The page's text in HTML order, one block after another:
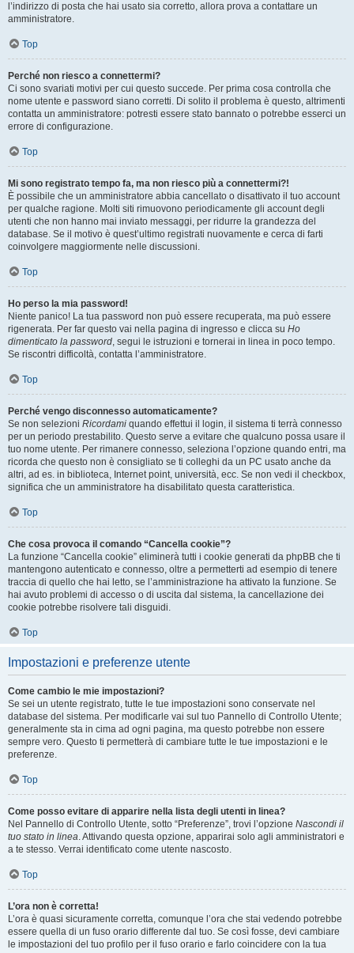
l’indirizzo di posta che hai usato sia corretto, allora prova a contattare un
amministratore.
Top
Perché non riesco a connettermi?
Ci sono svariati motivi per cui questo succede. Per prima cosa controlla che
nome utente e password siano corretti. Di solito il problema è questo, altrimenti
contatta un amministratore: potresti essere stato bannato o potrebbe esserci un
errore di configurazione.
Top
Mi sono registrato tempo fa, ma non riesco più a connettermi?!
È possibile che un amministratore abbia cancellato o disattivato il tuo account
per qualche ragione. Molti siti rimuovono periodicamente gli account degli
utenti che non hanno mai inviato messaggi, per ridurre la grandezza del
database. Se il motivo è quest’ultimo registrati nuovamente e cerca di farti
coinvolgere maggiormente nelle discussioni.
Top
Ho perso la mia password!
Niente panico! La tua password non può essere recuperata, ma può essere
rigenerata. Per far questo vai nella pagina di ingresso e clicca su Ho
dimenticato la password, segui le istruzioni e tornerai in linea in poco tempo.
Se riscontri difficoltà, contatta l’amministratore.
Top
Perché vengo disconnesso automaticamente?
Se non selezioni Ricordami quando effettui il login, il sistema ti terrà connesso
per un periodo prestabilito. Questo serve a evitare che qualcuno possa usare il
tuo nome utente. Per rimanere connesso, seleziona l’opzione quando entri, ma
ricorda che questo non è consigliato se ti colleghi da un PC usato anche da
altri, ad es. in biblioteca, Internet point, università, ecc. Se non vedi il checkbox,
significa che un amministratore ha disabilitato questa caratteristica.
Top
Che cosa provoca il comando “Cancella cookie”?
La funzione “Cancella cookie” eliminerà tutti i cookie generati da phpBB che ti
mantengono autenticato e connesso, oltre a permetterti ad esempio di tenere
traccia di quello che hai letto, se l’amministrazione ha attivato la funzione. Se
hai avuto problemi di accesso o di uscita dal sistema, la cancellazione dei
cookie potrebbe risolvere tali disguidi.
Top
Impostazioni e preferenze utente
Come cambio le mie impostazioni?
Se sei un utente registrato, tutte le tue impostazioni sono conservate nel
database del sistema. Per modificarle vai sul tuo Pannello di Controllo Utente;
generalmente sta in cima ad ogni pagina, ma questo potrebbe non essere
sempre vero. Questo ti permetterà di cambiare tutte le tue impostazioni e le
preferenze.
Top
Come posso evitare di apparire nella lista degli utenti in linea?
Nel Pannello di Controllo Utente, sotto “Preferenze”, trovi l’opzione Nascondi il
tuo stato in linea. Attivando questa opzione, apparirai solo agli amministratori e
a te stesso. Verrai identificato come utente nascosto.
Top
L’ora non è corretta!
L’ora è quasi sicuramente corretta, comunque l’ora che stai vedendo potrebbe
essere quella di un fuso orario differente dal tuo. Se così fosse, devi cambiare
le impostazioni del tuo profilo per il fuso orario e farlo coincidere con la tua